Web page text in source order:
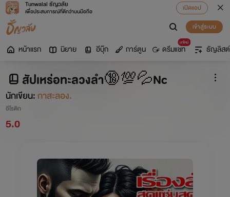
Tunwalai ธัญวลัย
เพื่อประสบการณ์ที่ดีกว่าบนมือถือ
เปิดแอป
เข้าสู่ระบบ
หน้าแรก นิยาย อีบุ๊ก การ์ตูน
มาใหม่
ดรีมแชท ธัญลิสต์
สัปเหร่อทะลวงลำ🔞💯💦Nc
นักเขียน:กาสะลอง.
อีโรติก
5.0